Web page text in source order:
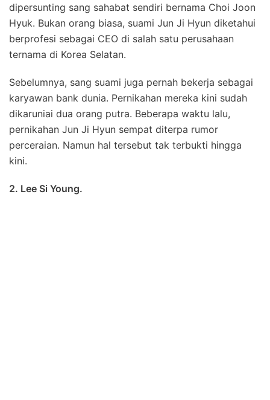
dipersunting sang sahabat sendiri bernama Choi Joon
Hyuk. Bukan orang biasa, suami Jun Ji Hyun diketahui
berprofesi sebagai CEO di salah satu perusahaan
ternama di Korea Selatan.
Sebelumnya, sang suami juga pernah bekerja sebagai
karyawan bank dunia. Pernikahan mereka kini sudah
dikaruniai dua orang putra. Beberapa waktu lalu,
pernikahan Jun Ji Hyun sempat diterpa rumor
perceraian. Namun hal tersebut tak terbukti hingga
kini.
2. Lee Si Young.